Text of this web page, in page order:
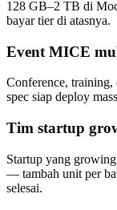
128 GB–2 TB di
bayar tier di atasnya.
Event MICE
Conference,
spec siap deploy
Tim startup
Startup yang
— tambah unit per
selesai.